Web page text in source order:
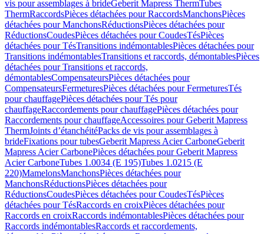
vis pour assemblages à brideGeberit Mapress ThermTubes
ThermRaccordsPièces détachées pour RaccordsManchonsPièces
détachées pour ManchonsRéductionsPièces détachées pour
RéductionsCoudesPièces détachées pour CoudesTésPièces
détachées pour TésTransitions indémontablesPièces détachées pour
Transitions indémontablesTransitions et raccords, démontablesPièces
détachées pour Transitions et raccords,
démontablesCompensateursPièces détachées pour
CompensateursFermeturesPièces détachées pour FermeturesTés
pour chauffagePièces détachées pour Tés pour
chauffageRaccordements pour chauffagePièces détachées pour
Raccordements pour chauffageAccessoires pour Geberit Mapress
ThermJoints d’étanchéitéPacks de vis pour assemblages à
brideFixations pour tubesGeberit Mapress Acier CarboneGeberit
Mapress Acier CarbonePièces détachées pour Geberit Mapress
Acier CarboneTubes 1.0034 (E 195)Tubes 1.0215 (E
220)MamelonsManchonsPièces détachées pour
ManchonsRéductionsPièces détachées pour
RéductionsCoudesPièces détachées pour CoudesTésPièces
détachées pour TésRaccords en croixPièces détachées pour
Raccords en croixRaccords indémontablesPièces détachées pour
Raccords indémontablesRaccords et raccordements,